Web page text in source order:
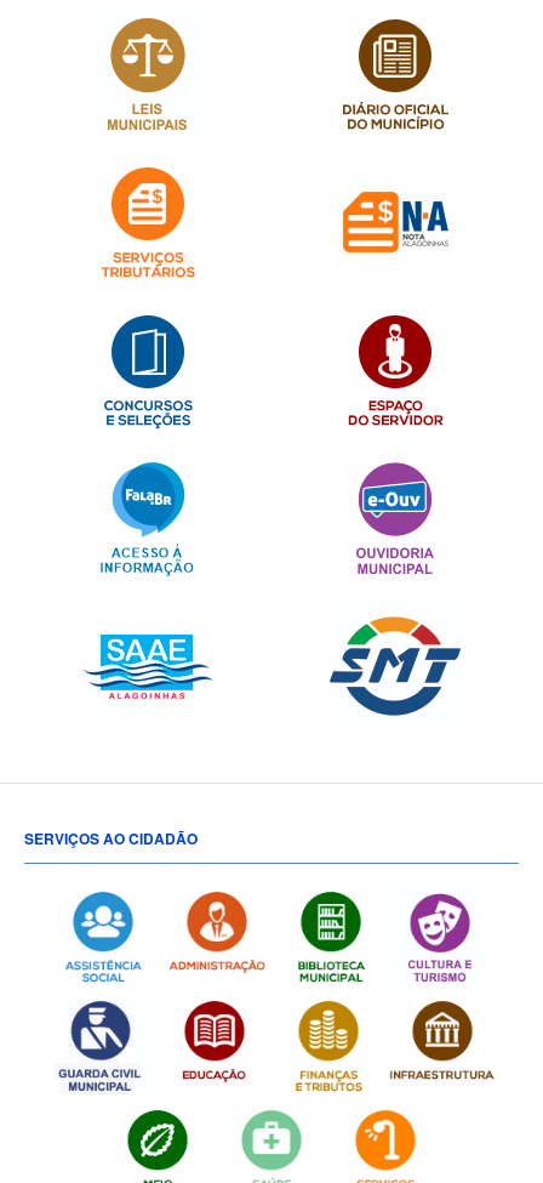
SERVIÇOS AO CIDADÃO